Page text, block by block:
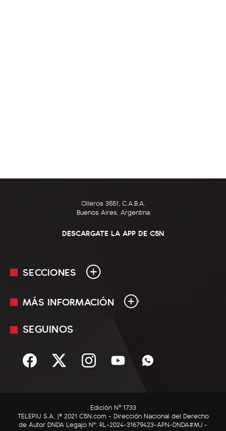
Olleros 3551, C.A.B.A.
Buenos Aires, Argentina
DESCARGATE LA APP DE C5N
SECCIONES
En Vivo
Sociedad
C5N Autos
MÁS INFORMACIÓN
Mediakit
Términos y condiciones
SEGUINOS
Edición Nº 1733
TELEPIU S.A. |© 2021 C5N.com - Dirección Nacional del Derecho
de Autor DNDA Legajo N°: RL-2024-31679423-APN-DNDA#MJ -